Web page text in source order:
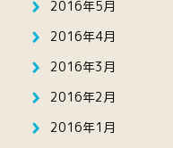
2016年5月
2016年4月
2016年3月
2016年2月
2016年1月